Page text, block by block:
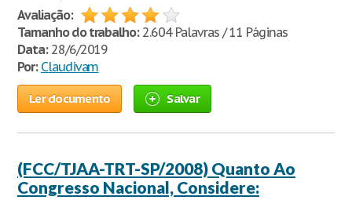
Avaliação:
Tamanho do trabalho:2.604 Palavras / 11 Páginas
Data:28/6/2019
Por: Claudivam
Ler documento Salvar
(FCC/TJAA-TRT-SP/2008) Quanto Ao
Congresso Nacional, Considere: